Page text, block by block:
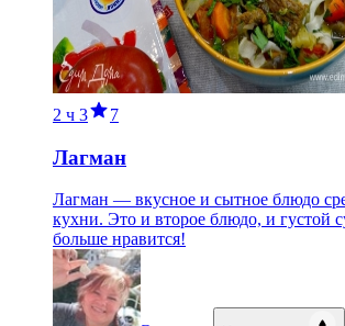
2 ч 3 7
Лагман
Лагман — вкусное и сытное блюдо
кухни. Это и второе блюдо, и густой
больше нравится!